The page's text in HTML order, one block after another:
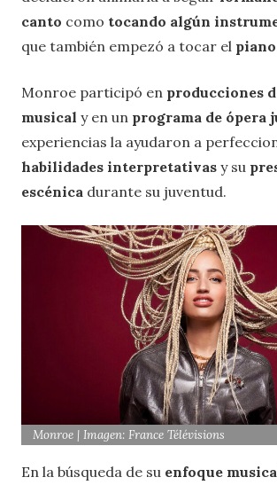
canto como tocando algún
que también empezó a tocar el piano
Monroe participó en producciones
musical y en un programa de ópera
experiencias la ayudaron a
habilidades interpretativas y su
escénica durante su juventud.
Monroe | Imagen: France Télévisions
En la búsqueda de su enfoque